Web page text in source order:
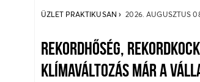
ÜZLET PRAKTIKUSAN 2026. AUGUSZTUS
REKORDHŐSÉG,
KLÍMAVÁLTOZÁS MÁR A